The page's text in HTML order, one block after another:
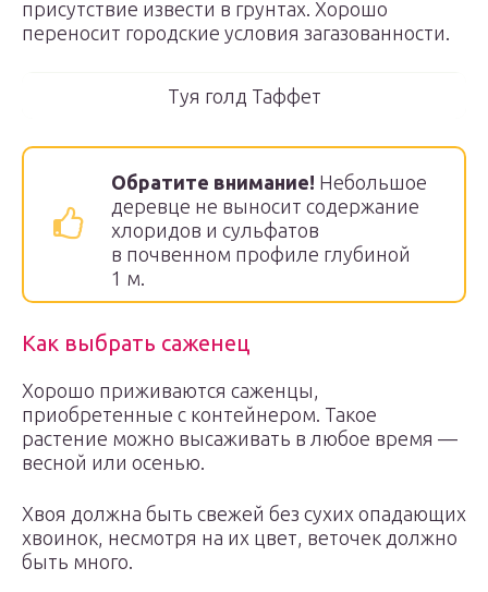
присутствие извести в грунтах. Хорошо
переносит городские условия загазованности.
Туя голд Таффет
Обратите внимание! Небольшое
деревце не выносит содержание
хлоридов и сульфатов
в почвенном профиле глубиной
1 м.
Как выбрать саженец
Хорошо приживаются саженцы,
приобретенные с контейнером. Такое
растение можно высаживать в любое время —
весной или осенью.
Хвоя должна быть свежей без сухих опадающих
хвоинок, несмотря на их цвет, веточек должно
быть много.